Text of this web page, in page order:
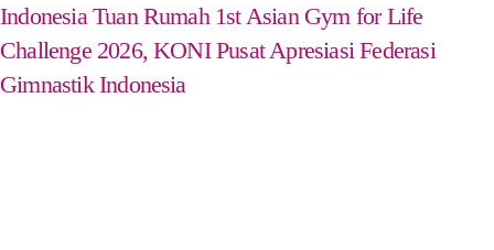
Indonesia Tuan Rumah 1st Asian Gym for Life
Challenge 2026, KONI Pusat Apresiasi Federasi
Gimnastik Indonesia